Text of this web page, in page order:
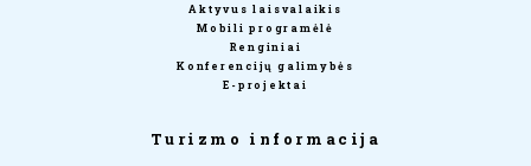
Aktyvus laisvalaikis
Mobili programėlė
Renginiai
Konferencijų galimybės
E-projektai
Turizmo informacija